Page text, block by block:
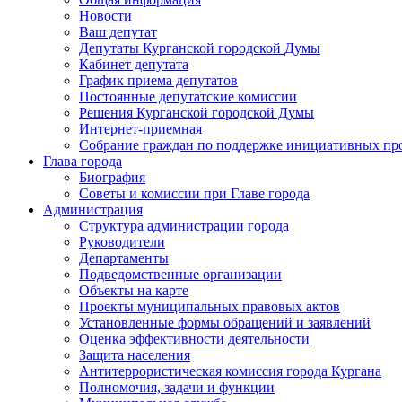
Новости
Ваш депутат
Депутаты Курганской городской Думы
Кабинет депутата
График приема депутатов
Постоянные депутатские комиссии
Решения Курганской городской Думы
Интернет-приемная
Собрание граждан по поддержке инициативных
Глава города
Биография
Советы и комиссии при Главе города
Администрация
Структура администрации города
Руководители
Департаменты
Подведомственные организации
Объекты на карте
Проекты муниципальных правовых актов
Установленные формы обращений и заявлений
Оценка эффективности деятельности
Защита населения
Антитеррористическая комиссия города Кургана
Полномочия, задачи и функции